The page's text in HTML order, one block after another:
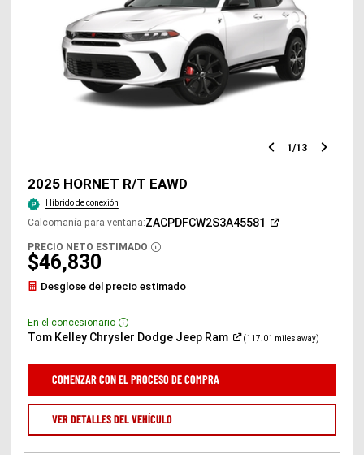
1/13
2025 HORNET R/T EAWD
Híbrido de conexión
Calcomanía para ventana:ZACPDFCW2S3A45581
(Abrir
PRECIO NETO ESTIMADO DISCLOSURE
$46,830
Desglose del precio estimado
En el concesionario Disclosure
Tom Kelley Chrysler Dodge Jeep Ram
(Abrir
en
(117.01 miles away)
COMENZAR CON EL PROCESO DE COMPRA
VER DETALLES DEL VEHÍCULO